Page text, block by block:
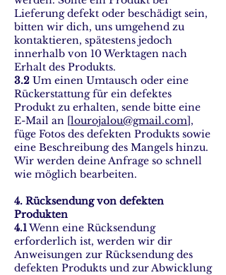
Lieferung defekt oder beschädigt sein,
bitten wir dich, uns umgehend zu
kontaktieren, spätestens jedoch
innerhalb von 10 Werktagen nach
Erhalt des Produkts.
3.2 Um einen Umtausch oder eine
Rückerstattung für ein defektes
Produkt zu erhalten, sende bitte eine
E-Mail an [lourojalou@gmail.com],
füge Fotos des defekten Produkts sowie
eine Beschreibung des Mangels hinzu.
Wir werden deine Anfrage so schnell
wie möglich bearbeiten.
4. Rücksendung von defekten
Produkten
4.1Wenn eine Rücksendung
erforderlich ist, werden wir dir
Anweisungen zur Rücksendung des
defekten Produkts und zur Abwicklung